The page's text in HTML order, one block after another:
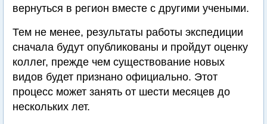
вернуться в регион вместе с другими учеными.
Тем не менее, результаты работы экспедиции
сначала будут опубликованы и пройдут оценку
коллег, прежде чем существование новых
видов будет признано официально. Этот
процесс может занять от шести месяцев до
нескольких лет.